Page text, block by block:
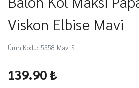
Viskon Elbise Mavi
Ürün Kodu: 5358_Mavi_S
139.90 ₺